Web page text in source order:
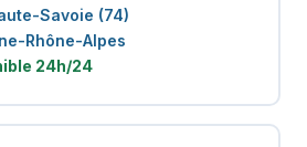
Savoie (74)
Rhône-Alpes
24h/24